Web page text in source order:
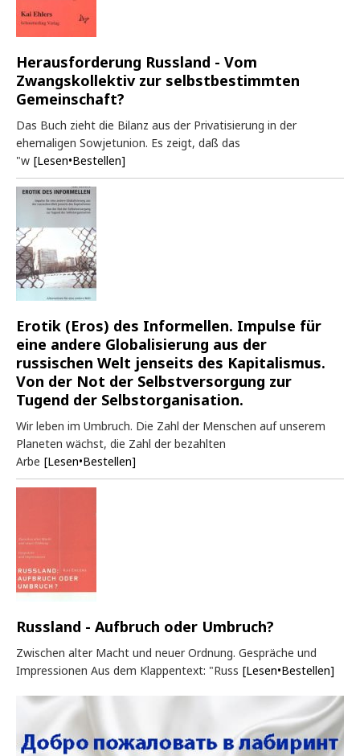
Herausforderung Russland - Vom
Zwangskollektiv zur selbstbestimmten
Gemeinschaft?
Das Buch zieht die Bilanz aus der Privatisierung in der
ehemaligen Sowjetunion. Es zeigt, daß das
"w [Lesen•Bestellen]
Erotik (Eros) des Informellen. Impulse für
eine andere Globalisierung aus der
russischen Welt jenseits des Kapitalismus.
Von der Not der Selbstversorgung zur
Tugend der Selbstorganisation.
Wir leben im Umbruch. Die Zahl der Menschen auf unserem
Planeten wächst, die Zahl der bezahlten
Arbe [Lesen•Bestellen]
Russland - Aufbruch oder Umbruch?
Zwischen alter Macht und neuer Ordnung. Gespräche und
Impressionen Aus dem Klappentext: "Russ [Lesen•Bestellen]